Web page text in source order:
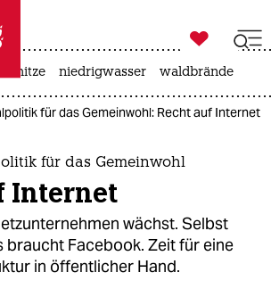
taz zahl ich
taz zahl ich

taz zahl ich
hitze niedrigwasser waldbrände
für das Gemeinwohl: Recht auf Internet
für das Gemeinwohl
Internet
wächst. Selbst
braucht Facebook. Zeit für eine
in öffentlicher Hand.